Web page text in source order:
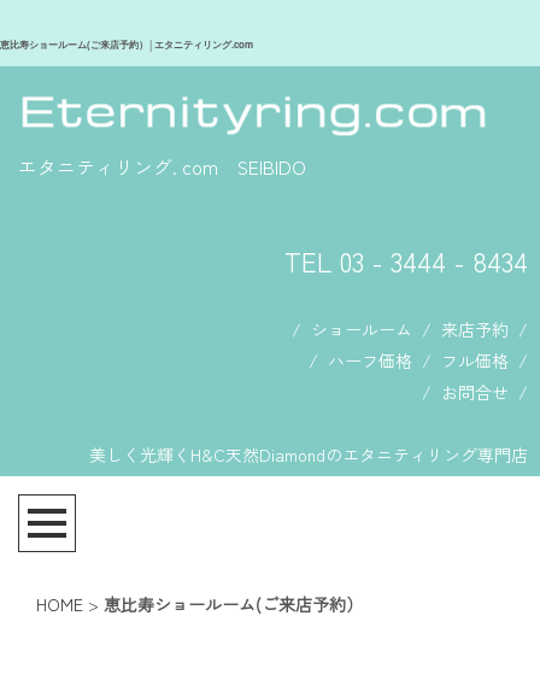
恵比寿ショールーム(ご来店予約）│エタニティリング.com
エタニティリング. com SEIBIDO
TEL 03 - 3444 - 8434
/ ショールーム / 来店予約 /
/ ハーフ価格 / フル価格 /
/ お問合せ /
美しく光輝くH&C天然Diamondのエタニティリング専門店
HOME > 恵比寿ショールーム(ご来店予約）